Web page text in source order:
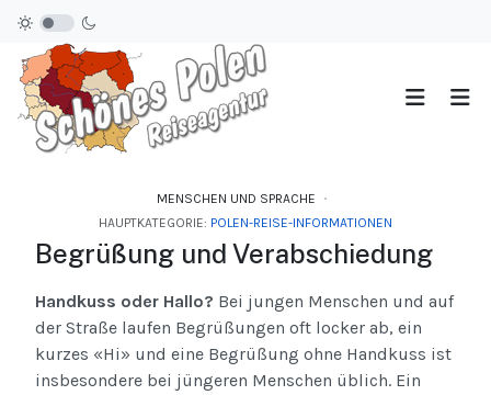
MENSCHEN UND SPRACHE
HAUPTKATEGORIE: POLEN-REISE-INFORMATIONEN
Begrüßung und Verabschiedung
Handkuss oder Hallo? Bei jungen Menschen und auf
der Straße laufen Begrüßungen oft locker ab, ein
kurzes «Hi» und eine Begrüßung ohne Handkuss ist
insbesondere bei jüngeren Menschen üblich. Ein